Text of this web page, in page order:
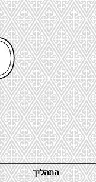
התהליך